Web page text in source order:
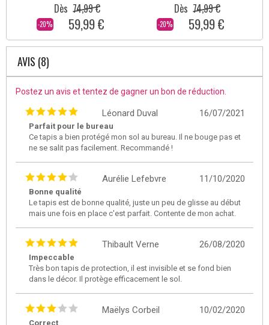
-20%
Dès 74,99 €
59,99 € -20%
Dès 74,99 €
59,99 €
AVIS (8)
Postez un avis et tentez de gagner un bon de réduction.
16/07/2021
Léonard Duval
Parfait pour le bureau
Ce tapis a bien protégé mon sol au bureau. Il ne bouge pas et
ne se salit pas facilement. Recommandé !
11/10/2020
Aurélie Lefebvre
Bonne qualité
Le tapis est de bonne qualité, juste un peu de glisse au début
mais une fois en place c'est parfait. Contente de mon achat.
26/08/2020
Thibault Verne
Impeccable
Très bon tapis de protection, il est invisible et se fond bien
dans le décor. Il protège efficacement le sol.
10/02/2020
Maëlys Corbeil
Correct